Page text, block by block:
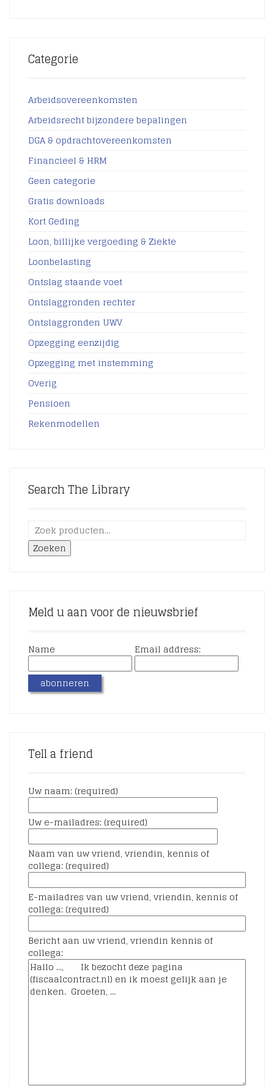
Categorie
Arbeidsovereenkomsten
Arbeidsrecht bijzondere bepalingen
DGA & opdrachtovereenkomsten
Financieel & HRM
Geen categorie
Gratis downloads
Kort Geding
Loon, billijke vergoeding & Ziekte
Loonbelasting
Ontslag staande voet
Ontslaggronden rechter
Ontslaggronden UWV
Opzegging eenzijdig
Opzegging met instemming
Overig
Pensioen
Rekenmodellen
Search The Library
Zoeken
Meld u aan voor de nieuwsbrief
Name Email address:
Tell a friend
Uw naam: (required)
Uw e-mailadres: (required)
Naam van uw vriend, vriendin, kennis of
collega: (required)
E-mailadres van uw vriend, vriendin, kennis of
collega: (required)
Bericht aan uw vriend, vriendin kennis of
collega: